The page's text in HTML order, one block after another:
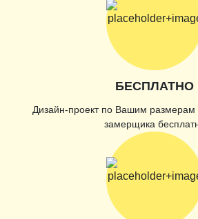
БЕСПЛАТНО
Дизайн-проект по Вашим размерам
замерщика